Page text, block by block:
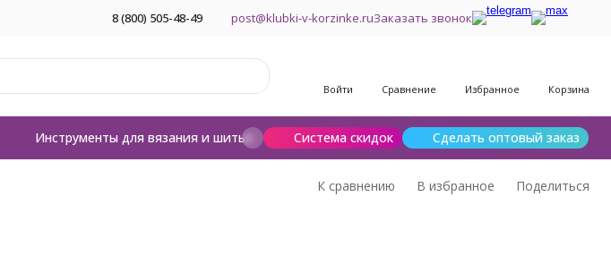
8 (800) 505-48-49 post@klubki-v-korzinke.ruЗаказать звонок
Войти Сравнение Избранное Корзина
Система скидок Сделать оптовый заказ
Инструменты для вязания и шитья Шерсть для валяния
К сравнению В избранное Поделиться